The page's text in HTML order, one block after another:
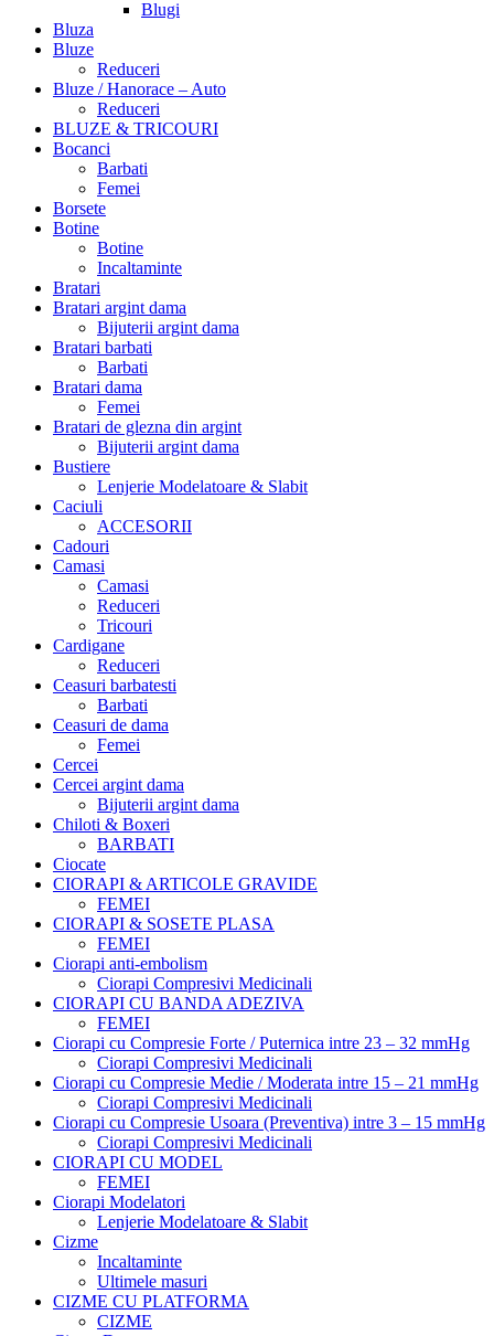
Blugi
Bluza
Bluze
Reduceri
Bluze / Hanorace – Auto
Reduceri
BLUZE & TRICOURI
Bocanci
Barbati
Femei
Borsete
Botine
Botine
Incaltaminte
Bratari
Bratari argint dama
Bijuterii argint dama
Bratari barbati
Barbati
Bratari dama
Femei
Bratari de glezna din argint
Bijuterii argint dama
Bustiere
Lenjerie Modelatoare & Slabit
Caciuli
ACCESORII
Cadouri
Camasi
Camasi
Reduceri
Tricouri
Cardigane
Reduceri
Ceasuri barbatesti
Barbati
Ceasuri de dama
Femei
Cercei
Cercei argint dama
Bijuterii argint dama
Chiloti & Boxeri
BARBATI
Ciocate
CIORAPI & ARTICOLE GRAVIDE
FEMEI
CIORAPI & SOSETE PLASA
FEMEI
Ciorapi anti-embolism
Ciorapi Compresivi Medicinali
CIORAPI CU BANDA ADEZIVA
FEMEI
Ciorapi cu Compresie Forte / Puternica intre 23 – 32 mmHg
Ciorapi Compresivi Medicinali
Ciorapi cu Compresie Medie / Moderata intre 15 – 21 mmHg
Ciorapi Compresivi Medicinali
Ciorapi cu Compresie Usoara (Preventiva) intre 3 – 15 mmHg
Ciorapi Compresivi Medicinali
CIORAPI CU MODEL
FEMEI
Ciorapi Modelatori
Lenjerie Modelatoare & Slabit
Cizme
Incaltaminte
Ultimele masuri
CIZME CU PLATFORMA
CIZME